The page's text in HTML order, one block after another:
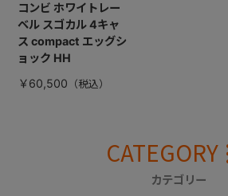
コンビ ホワイトレー
ベル スゴカル 4キャ
ス compact エッグシ
ョック HH
￥60,500
CATEGORY
カテゴリー